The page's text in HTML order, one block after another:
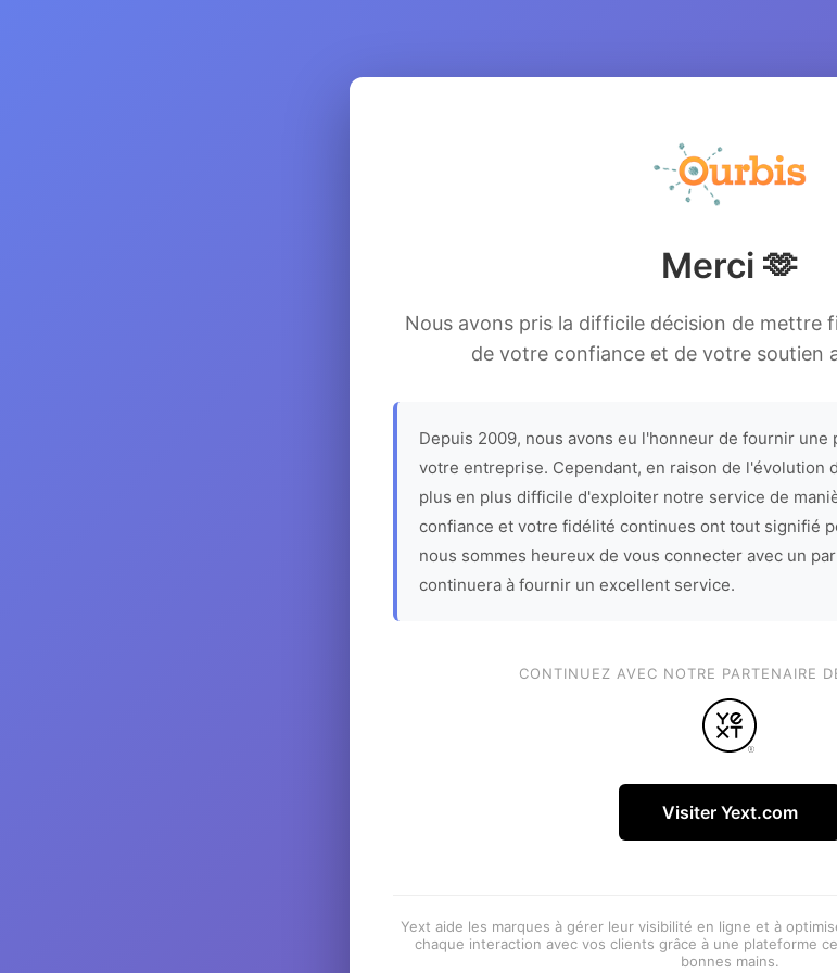
Merci 🫶
Nous avons pris la difficile décision de mettre
de votre confiance et de votre soutien
Depuis 2009, nous avons eu l'honneur de fournir
votre entreprise. Cependant, en raison de l'évolution
plus en plus difficile d'exploiter notre service de
confiance et votre fidélité continues ont tout signifié
nous sommes heureux de vous connecter avec un
continuera à fournir un excellent service.
CONTINUEZ AVEC NOTRE PARTENAIRE
Visiter Yext.com
Yext aide les marques à gérer leur visibilité en ligne et à
chaque interaction avec vos clients grâce à une plateforme
bonnes mains.